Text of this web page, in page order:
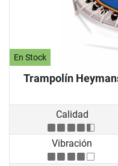
En Stock
Trampolín
Calidad
Vibración